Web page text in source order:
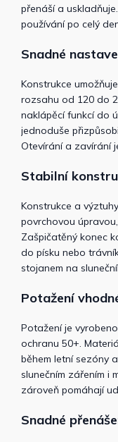
přenáší a
používání po celý
Snadné
Konstrukce
rozsahu od 120 do
naklápěcí funkcí do
jednoduše
Otevírání a zavírání
Stabilní
Konstrukce a
povrchovou
Zašpičatěný konec
do písku nebo
stojanem na
Potažení
Potažení je
ochranu 50+.
během letní sezóny
slunečním zářením i
zároveň pomáhají
Snadné